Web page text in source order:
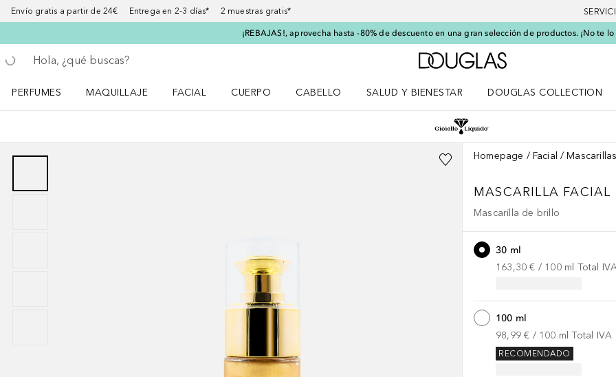
Envío gratis a partir de 24€ Entrega en 2-3 días* 2 muestras gratis*
¡REBAJAS!, aprovecha hasta -80% de descuento en una gran selección de productos. ¡No te
Regresar
Ejecutar búsqueda
A Douglas Home
PERFUMES
MAQUILLAJE
FACIAL
CUERPO
CABELLO
SALUD Y BIENESTAR
DOUGLAS COLLECTION
Homepage Facial
MASCARILLA FACIAL
Mascarilla de brillo
30 ml
163,30 € / 100 ml Total
100 ml
98,99 € / 100 ml Total IVA
RECOMENDADO